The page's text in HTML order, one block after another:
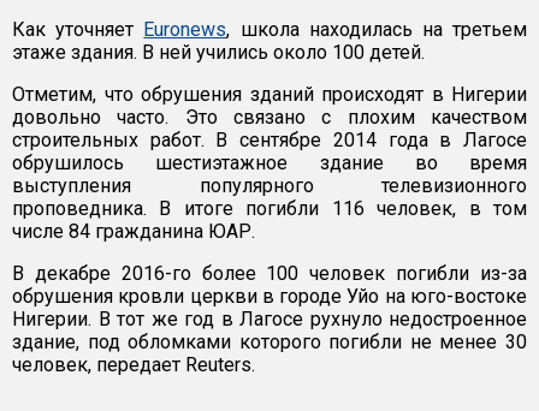
Как уточняет Euronews, школа находилась на третьем
этаже здания. В ней учились около 100 детей.
Отметим, что обрушения зданий происходят в Нигерии
довольно часто. Это связано с плохим качеством
строительных работ. В сентябре 2014 года в Лагосе
обрушилось шестиэтажное здание во время
выступления популярного телевизионного
проповедника. В итоге погибли 116 человек, в том
числе 84 гражданина ЮАР.
В декабре 2016-го более 100 человек погибли из-за
обрушения кровли церкви в городе Уйо на юго-востоке
Нигерии. В тот же год в Лагосе рухнуло недостроенное
здание, под обломками которого погибли не менее 30
человек, передает Reuters.